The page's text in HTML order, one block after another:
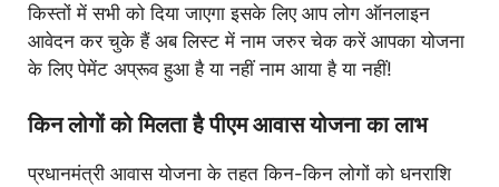
किस्तों में सभी को दिया जाएगा इसके लिए आप लोग ऑनलाइन
आवेदन कर चुके हैं अब लिस्ट में नाम जरुर चेक करें आपका योजना
के लिए पेमेंट अप्रूव हुआ है या नहीं नाम आया है या नहीं!
किन लोगों को मिलता है पीएम आवास योजना का लाभ
प्रधानमंत्री आवास योजना के तहत किन-किन लोगों को धनराशि